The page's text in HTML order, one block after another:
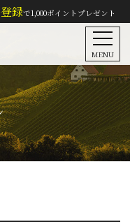
録で1,000ポイントプレゼント
MENU